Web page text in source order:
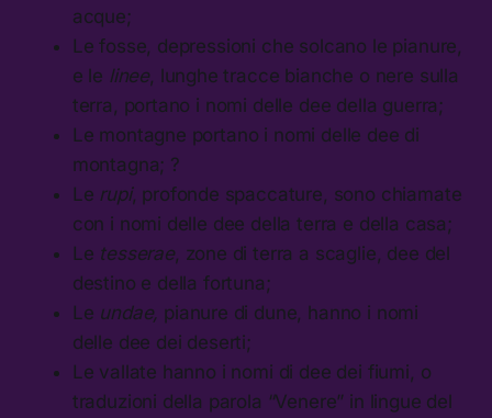
acque;
Le fosse, depressioni che solcano le pianure,
e le linee, lunghe tracce bianche o nere sulla
terra, portano i nomi delle dee della guerra;
Le montagne portano i nomi delle dee di
montagna; ?
Le rupi, profonde spaccature, sono chiamate
con i nomi delle dee della terra e della casa;
Le tesserae, zone di terra a scaglie, dee del
destino e della fortuna;
Le undae, pianure di dune, hanno i nomi
delle dee dei deserti;
Le vallate hanno i nomi di dee dei fiumi, o
traduzioni della parola “Venere” in lingue del